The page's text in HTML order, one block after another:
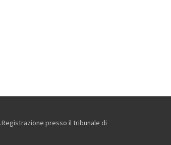
.Registrazione presso il tribunale di